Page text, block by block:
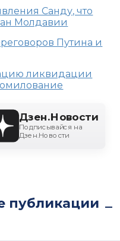
Санду, что
Молдавии
Путина и
ликвидации
Дзен.Новости
Подписывайся на
Дзен.Новости
публикации